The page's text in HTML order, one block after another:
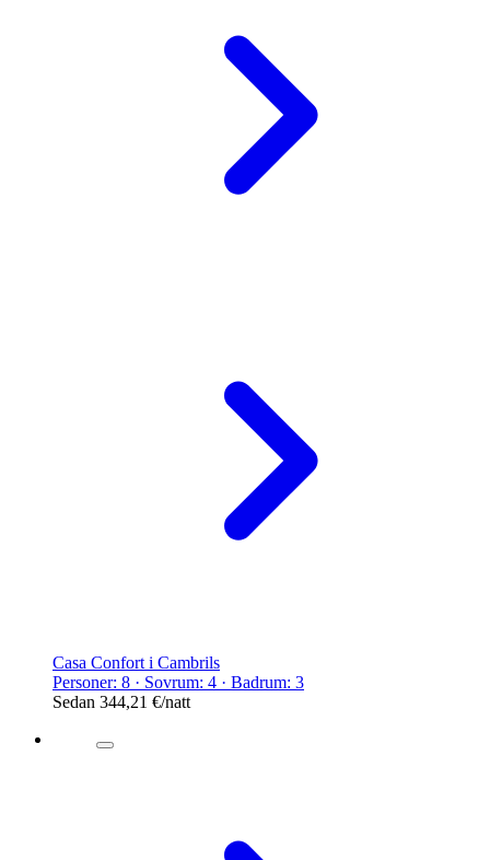
Casa Confort i Cambrils
Personer: 8 · Sovrum: 4 · Badrum: 3
Sedan 344,21 €/natt